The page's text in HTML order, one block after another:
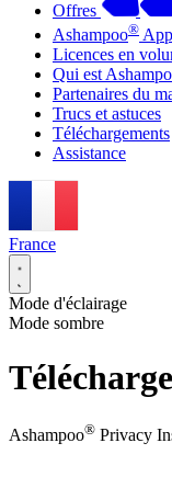
Offres
Ashampoo® App
Licences en
Qui est
Partenaires du
Trucs et astuces
Téléchargements
Assistance
France
Mode d'éclairage
Mode sombre
Ashampoo® Privacy